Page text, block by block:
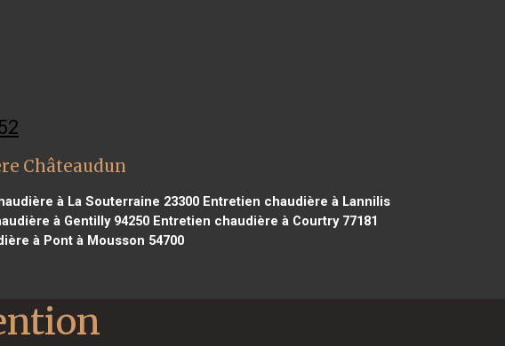
Châteaudun
à La Souterraine 23300Entretien chaudière à Lannilis
à Gentilly 94250 Entretien chaudière à Courtry 77181
à Pont à Mousson 54700